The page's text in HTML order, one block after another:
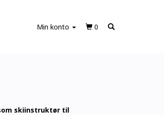
Min konto 0
skiinstruktør til